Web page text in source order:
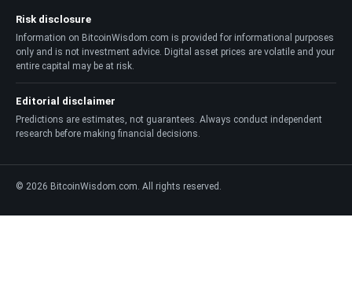
Risk disclosure
Information on BitcoinWisdom.com is provided for informational purposes
only and is not investment advice. Digital asset prices are volatile and your
entire capital may be at risk.
Editorial disclaimer
Predictions are estimates, not guarantees. Always conduct independent
research before making financial decisions.
© 2026 BitcoinWisdom.com. All rights reserved.